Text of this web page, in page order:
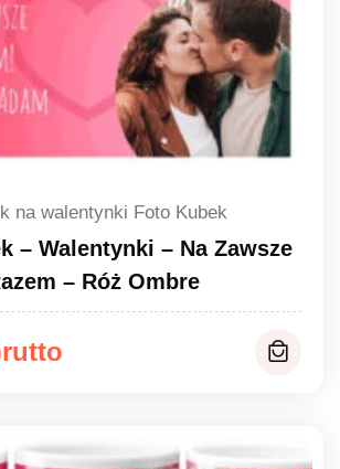
na walentynki Foto Kubek
– Walentynki – Na Zawsze
– Róż Ombre